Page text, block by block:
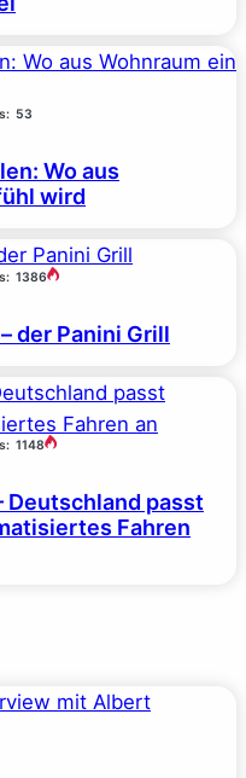
53
Wo aus
wird
1386
der Panini Grill
1148
Deutschland passt
Fahren